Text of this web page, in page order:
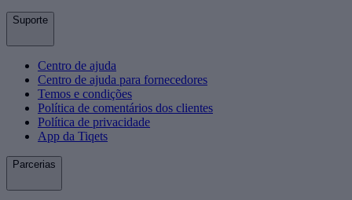
Suporte
Centro de ajuda
Centro de ajuda para fornecedores
Temos e condições
Política de comentários dos clientes
Política de privacidade
App da Tiqets
Parcerias